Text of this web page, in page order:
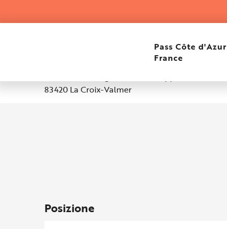
Pass Côte d'Azur
France
LEBAUDY Francis
83420 La Croix-Valmer
Posizione